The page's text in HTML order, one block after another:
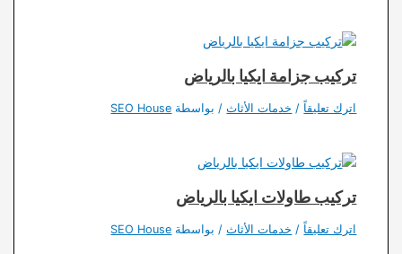
تركيب جزامة ايكيا بالرياض
اترك تعليقاً / خدمات الأثاث/ بواسطة SEO House
تركيب طاولات ايكيا بالرياض
اترك تعليقاً / خدمات الأثاث/ بواسطة SEO House